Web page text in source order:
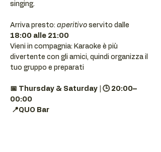
singing.
Arriva presto: aperitivo servito dalle
18:00 alle 21:00
Vieni in compagnia: Karaoke è più
divertente con gli amici, quindi organizza il
tuo gruppo e preparati
📅 Thursday & Saturday | 🕒 20:00–
00:00
📍QUO Bar